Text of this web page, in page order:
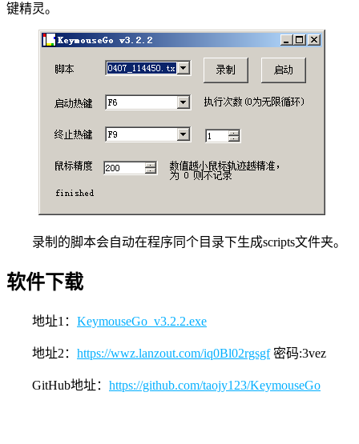
键精灵。
录制的脚本会自动在程序同个目录下生成scripts文件夹。
软件下载
地址1： KeymouseGo_v3.2.2.exe
地址2： https://wwz.lanzout.com/iq0Bl02rgsgf密码:3vez
GitHub地址： https://github.com/taojy123/KeymouseGo